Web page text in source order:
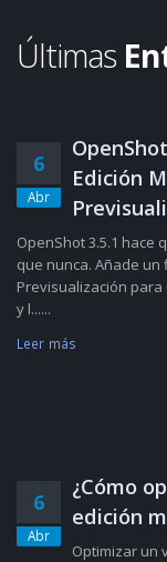
Últimas
6
Abr
Edición
OpenShot 3.5.1 hace
que nunca. Añade
Previsualización
y l......
Leer más
6
Abr
¿Cómo
edición
Optimizar un